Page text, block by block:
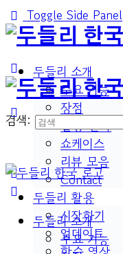
Toggle Side Panel
두들리 소개
주요 기능
장점
활용 분야
쇼케이스
리뷰 모음
Contact
두들리 활용
시작하기
업데이트
검색:
두들리 소개
주요 기능